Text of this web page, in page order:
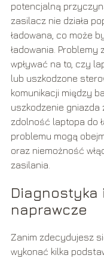
potencjalną
zasilacz nie działa
ładowana, co może
ładowania.
wpływać na to, czy
lub uszkodzone
komunikacji między
uszkodzenie gniazda
zdolność laptopa do
problemu mogą
oraz niemożność
zasilania.
Diagnostyka
naprawcze
Zanim zdecydujesz
wykonać kilka